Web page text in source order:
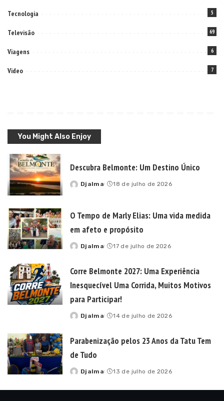
Tecnologia 5
Televisão 69
Viagens 6
Video 7
You Might Also Enjoy
Descubra Belmonte: Um Destino Único
Posted
Djalma 18 de julho de 2026
O Tempo de Marly Elias: Uma vida medida
em afeto e propósito
Posted
Djalma 17 de julho de 2026
Corre Belmonte 2027: Uma Experiência
Inesquecível Uma Corrida, Muitos Motivos
para Participar!
Posted
Djalma 14 de julho de 2026
Parabenização pelos 23 Anos da Tatu Tem
de Tudo
Posted
Djalma 13 de julho de 2026